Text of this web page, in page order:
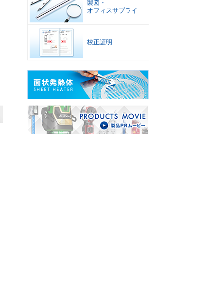
製図 ・
オフィスサプライ
校正証明